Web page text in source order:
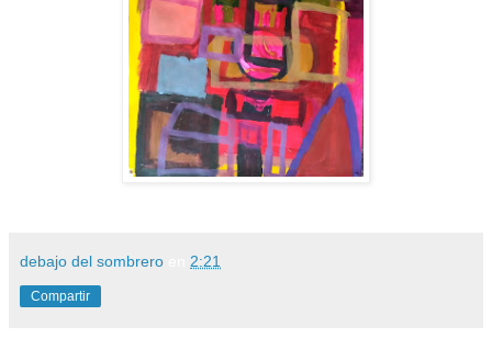
debajo del sombrero 2:21
Compartir